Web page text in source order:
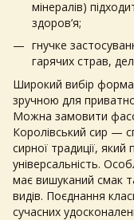
мінералів)
здоров’я;
гнучке
гарячих страв,
Широкий вибір
зручною для
Можна замовити
Королівський сир —
сирної традиції, який
універсальність.
має вишуканий смак
видів. Поєднання
сучасних